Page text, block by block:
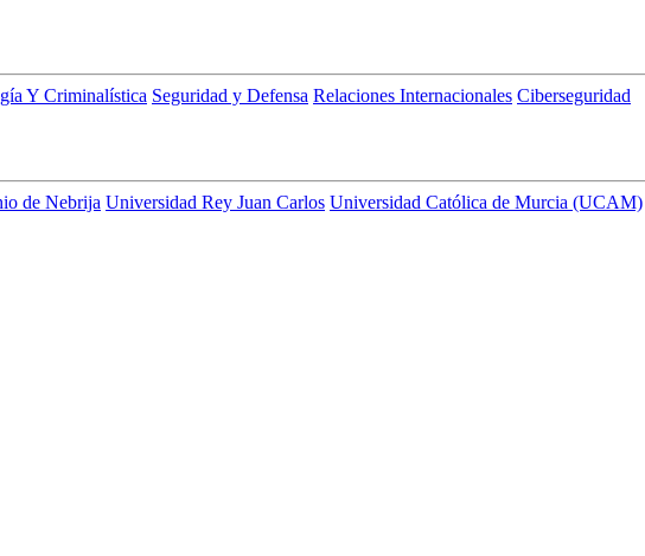
Y Criminalística Seguridad y Defensa Relaciones Internacionales Ciberseguridad
de Nebrija Universidad Rey Juan Carlos Universidad Católica de Murcia (UCAM)